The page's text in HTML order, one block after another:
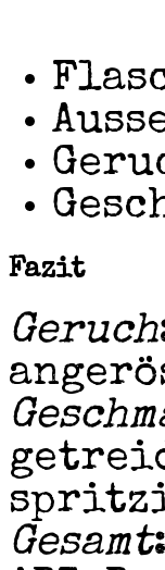
Fazit
Geruch
Gesamt